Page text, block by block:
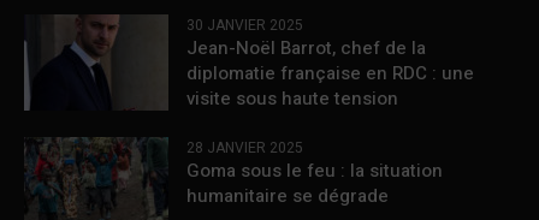
30 JANVIER 2025
Jean-Noël Barrot, chef de la
diplomatie française en RDC : une
visite sous haute tension
28 JANVIER 2025
Goma sous le feu : la situation
humanitaire se dégrade